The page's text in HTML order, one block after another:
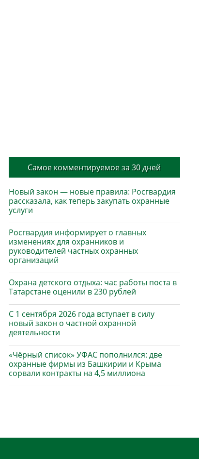
Самое комментируемое за 30 дней
Новый закон — новые правила: Росгвардия
рассказала, как теперь закупать охранные
услуги
Росгвардия информирует о главных
изменениях для охранников и
руководителей частных охранных
организаций
Охрана детского отдыха: час работы поста в
Татарстане оценили в 230 рублей
С 1 сентября 2026 года вступает в силу
новый закон о частной охранной
деятельности
«Чёрный список» УФАС пополнился: две
охранные фирмы из Башкирии и Крыма
сорвали контракты на 4,5 миллиона